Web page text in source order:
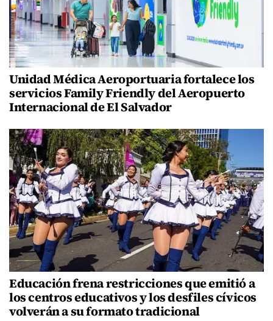
Unidad Médica Aeroportuaria fortalece los
servicios Family Friendly del Aeropuerto
Internacional de El Salvador
Educación frena restricciones que emitió a
los centros educativos y los desfiles cívicos
volverán a su formato tradicional